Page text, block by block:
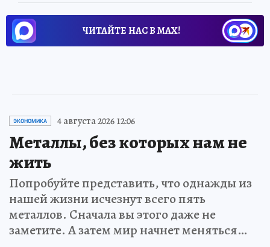
ЧИТАЙТЕ НАС В МАХ!
ЭКОНОМИКА 4 августа 2026 12:06
Металлы, без которых нам не
жить
Попробуйте представить, что однажды из
нашей жизни исчезнут всего пять
металлов. Сначала вы этого даже не
заметите. А затем мир начнет меняться…